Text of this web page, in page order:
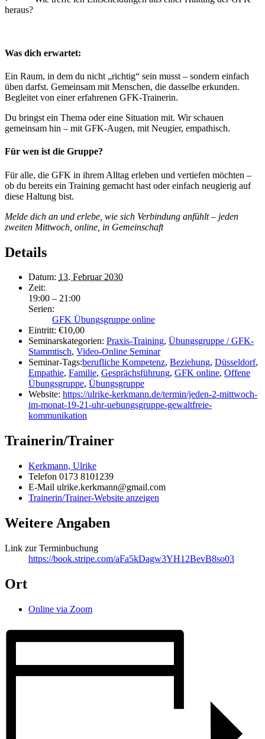
heraus?
Was dich erwartet:
Ein Raum, in dem du nicht „richtig“ sein musst – sondern einfach
üben darfst. Gemeinsam mit Menschen, die dasselbe erkunden.
Begleitet von einer erfahrenen GFK-Trainerin.
Du bringst ein Thema oder eine Situation mit. Wir schauen
gemeinsam hin – mit GFK-Augen, mit Neugier, empathisch.
Für wen ist die Gruppe?
Für alle, die GFK in ihrem Alltag erleben und vertiefen möchten –
ob du bereits ein Training gemacht hast oder einfach neugierig auf
diese Haltung bist.
Melde dich an und erlebe, wie sich Verbindung anfühlt – jeden
zweiten Mittwoch, online, in Gemeinschaft
Details
Datum: 13. Februar 2030
Zeit:
19:00 – 21:00
Serien:
GFK Übungsgruppe online
Eintritt: €10,00
Seminarskategorien: Praxis-Training, Übungsgruppe / GFK-
Stammtisch, Video-Online Seminar
Seminar-Tags:berufliche Kompetenz, Beziehung, Düsseldorf,
Empathie, Familie, Gesprächsführung, GFK online, Offene
Übungsgruppe, Übungsgruppe
Website: https://ulrike-kerkmann.de/termin/jeden-2-mittwoch-
im-monat-19-21-uhr-uebungsgruppe-gewaltfreie-
kommunikation
Trainerin/Trainer
Kerkmann, Ulrike
Telefon 0173 8101239
E-Mail ulrike.kerkmann@gmail.com
Trainerin/Trainer-Website anzeigen
Weitere Angaben
Link zur Terminbuchung
https://book.stripe.com/aFa5kDagw3YH12BevB8so03
Ort
Online via Zoom